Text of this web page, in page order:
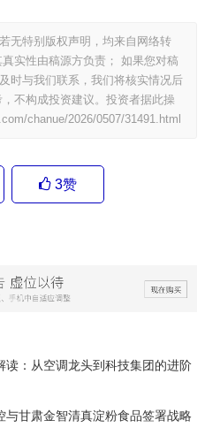
无特别版权声明，均来自网络转
实性由稿源方负责； 如果您对稿
时与我们联系，我们将核实情况后
不构成投资建议。投资者据此操
chanue/2026/0507/31491.html
3赞
：从空调龙头到科技集团的进阶
甘肃金智清真淀粉食品签署战略